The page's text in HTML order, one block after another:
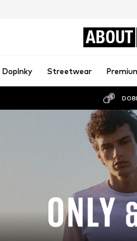
ABOUT
Doplnky Streetwear